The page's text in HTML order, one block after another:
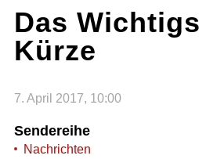
Das
Kürze
7. April 2017, 10:00
Sendereihe
Nachrichten